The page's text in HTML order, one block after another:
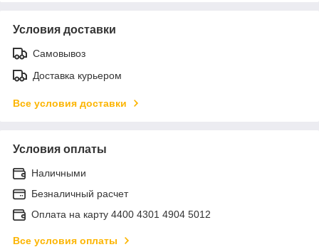
Условия доставки
Самовывоз
Доставка курьером
Все условия доставки
Условия оплаты
Наличными
Безналичный расчет
Оплата на карту 4400 4301 4904 5012
Все условия оплаты